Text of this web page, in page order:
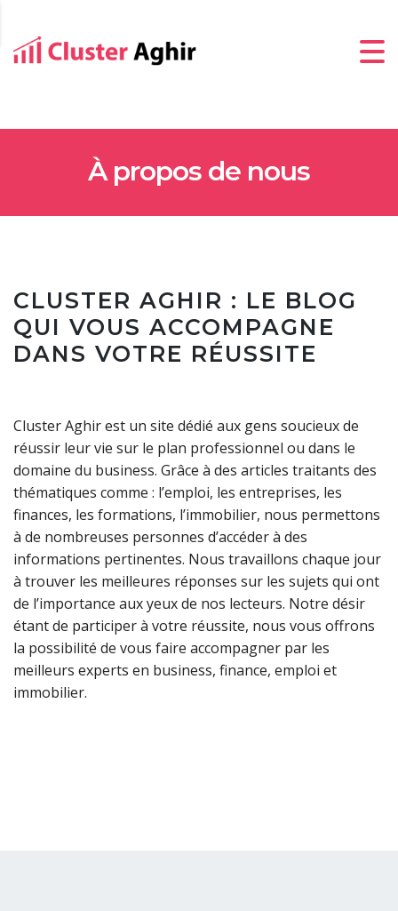
À propos de nous
CLUSTER AGHIR : LE BLOG
QUI VOUS ACCOMPAGNE
DANS VOTRE RÉUSSITE
Cluster Aghir est un site dédié aux gens soucieux de
réussir leur vie sur le plan professionnel ou dans le
domaine du business. Grâce à des articles traitants des
thématiques comme : l’emploi, les entreprises, les
finances, les formations, l’immobilier, nous permettons
à de nombreuses personnes d’accéder à des
informations pertinentes. Nous travaillons chaque jour
à trouver les meilleures réponses sur les sujets qui ont
de l’importance aux yeux de nos lecteurs. Notre désir
étant de participer à votre réussite, nous vous offrons
la possibilité de vous faire accompagner par les
meilleurs experts en business, finance, emploi et
immobilier.